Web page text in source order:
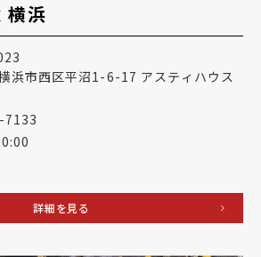
浜
浜市西区平沼1-6-17 アスティハウス
詳細を見る